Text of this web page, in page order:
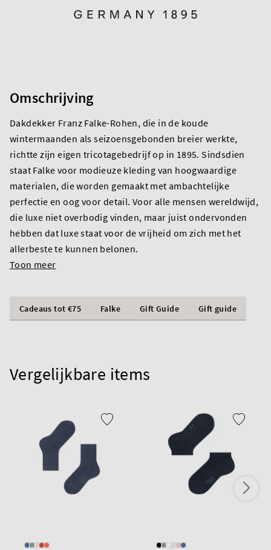
Omschrijving
Dakdekker Franz Falke-Rohen, die in de koude
wintermaanden als seizoensgebonden breier werkte,
richtte zijn eigen tricotagebedrijf op in 1895. Sindsdien
staat Falke voor modieuze kleding van hoogwaardige
materialen, die worden gemaakt met ambachtelijke
perfectie en oog voor detail. Voor alle mensen wereldwijd,
die luxe niet overbodig vinden, maar juist ondervonden
hebben dat luxe staat voor de vrijheid om zich met het
allerbeste te kunnen belonen.
Toon meer
Cadeaus tot €75 Falke Gift Guide Gift guide
Vergelijkbare items